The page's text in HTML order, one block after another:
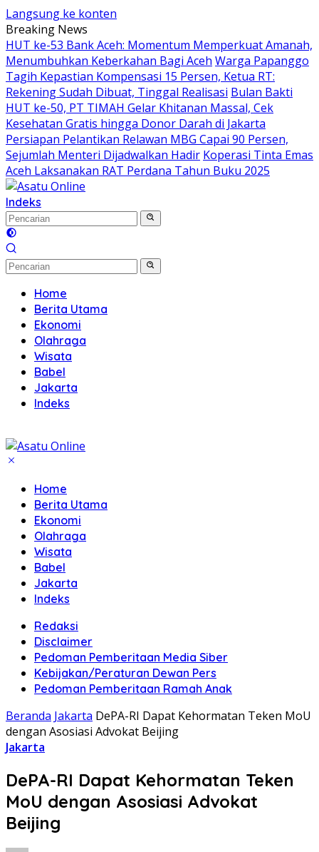
Langsung ke konten
Breaking News
HUT ke-53 Bank Aceh: Momentum Memperkuat Amanah,
Menumbuhkan Keberkahan Bagi Aceh Warga Papanggo
Tagih Kepastian Kompensasi 15 Persen, Ketua RT:
Rekening Sudah Dibuat, Tinggal Realisasi Bulan Bakti
HUT ke-50, PT TIMAH Gelar Khitanan Massal, Cek
Kesehatan Gratis hingga Donor Darah di Jakarta
Persiapan Pelantikan Relawan MBG Capai 90 Persen,
Sejumlah Menteri Dijadwalkan Hadir Koperasi Tinta Emas
Aceh Laksanakan RAT Perdana Tahun Buku 2025
Indeks
Home
Berita Utama
Ekonomi
Olahraga
Wisata
Babel
Jakarta
Indeks
Home
Berita Utama
Ekonomi
Olahraga
Wisata
Babel
Jakarta
Indeks
Redaksi
Disclaimer
Pedoman Pemberitaan Media Siber
Kebijakan/Peraturan Dewan Pers
Pedoman Pemberitaan Ramah Anak
Beranda Jakarta DePA-RI Dapat Kehormatan Teken MoU
dengan Asosiasi Advokat Beijing
Jakarta
DePA-RI Dapat Kehormatan Teken
MoU dengan Asosiasi Advokat
Beijing